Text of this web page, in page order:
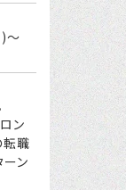
)～
ン
職
ン